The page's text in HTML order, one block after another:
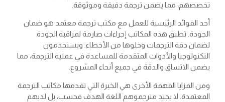
تخصصهم، مما يضمن ترجمة دقيقة وموثوقة.
أحد الفوائد الرئيسية للعمل مع مكتب ترجمة معتمد هو ضمان
الجودة. تطبق هذه المكاتب إجراءات صارمة لمراقبة الجودة
لضمان دقة الترجمات وخلوها من الأخطاء. ويستخدمون
التكنولوجيا والأدوات المتقدمة للمساعدة في عملية الترجمة، مما
يضمن الاتساق والدقة في جميع أنحاء المشروع.
ومن المزايا المهمة الأخرى هي الخبرة التي تقدمها مكاتب الترجمة
المعتمدة. لا يجيد مترجموهم اللغة الهدف فحسب، بل لديهم